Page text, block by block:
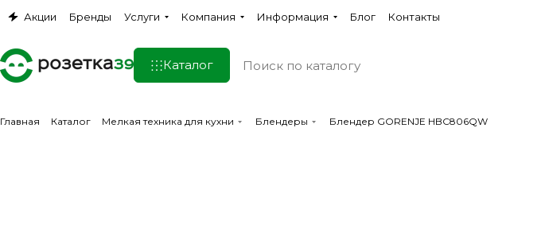
Акции Бренды Услуги Компания Информация Блог Контакты
Каталог
Главная Каталог Мелкая техника для кухни Блендеры Блендер GORENJE HBC806QW